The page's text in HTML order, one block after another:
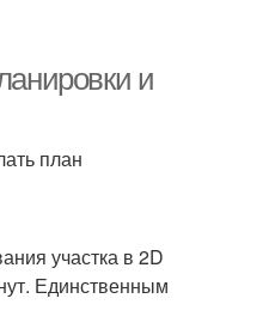
и
план
участка в 2D
Единственным